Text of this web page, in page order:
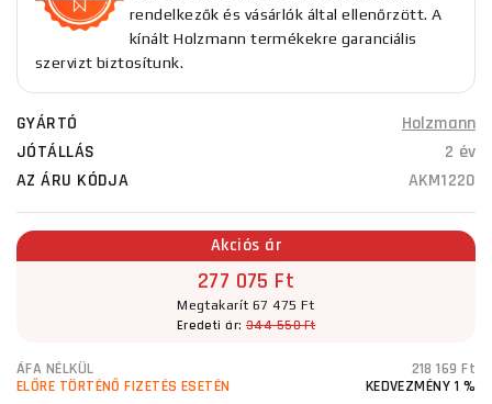
rendelkezők és vásárlók által ellenőrzött. A
kínált Holzmann termékekre garanciális
szervizt biztosítunk.
GYÁRTÓ
Holzmann
JÓTÁLLÁS
2 év
AZ ÁRU KÓDJA
AKM1220
Akciós ár
277 075 Ft
Megtakarít 67 475 Ft
Eredeti ár: 344 550 Ft
ÁFA NÉLKÜL
218 169 Ft
ELŐRE TÖRTÉNŐ FIZETÉS ESETÉN
KEDVEZMÉNY 1 %